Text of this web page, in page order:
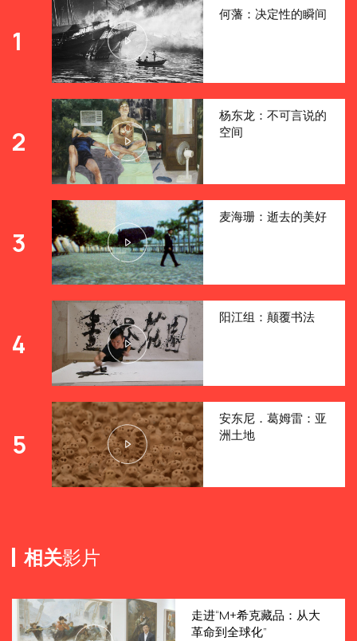
1
何藩：决定性的瞬间
2
杨东龙：不可言说的
空间
3
麦海珊：逝去的美好
4
阳江组：颠覆书法
5
安东尼．葛姆雷：亚
洲土地
相关影片
走进“M+希克藏品：从大
革命到全球化”